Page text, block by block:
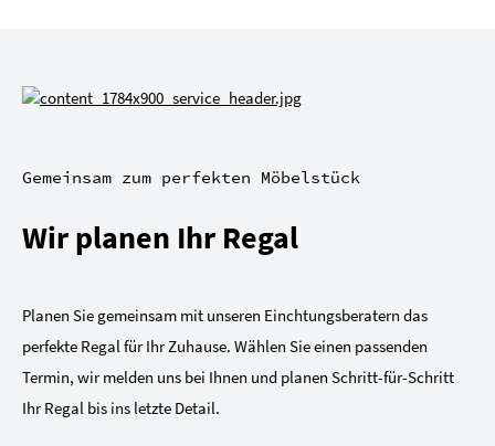
Gemeinsam zum perfekten Möbelstück
Wir planen Ihr Regal
Planen Sie gemeinsam mit unseren Einchtungsberatern das
perfekte Regal für Ihr Zuhause. Wählen Sie einen passenden
Termin, wir melden uns bei Ihnen und planen Schritt-für-Schritt
Ihr Regal bis ins letzte Detail.